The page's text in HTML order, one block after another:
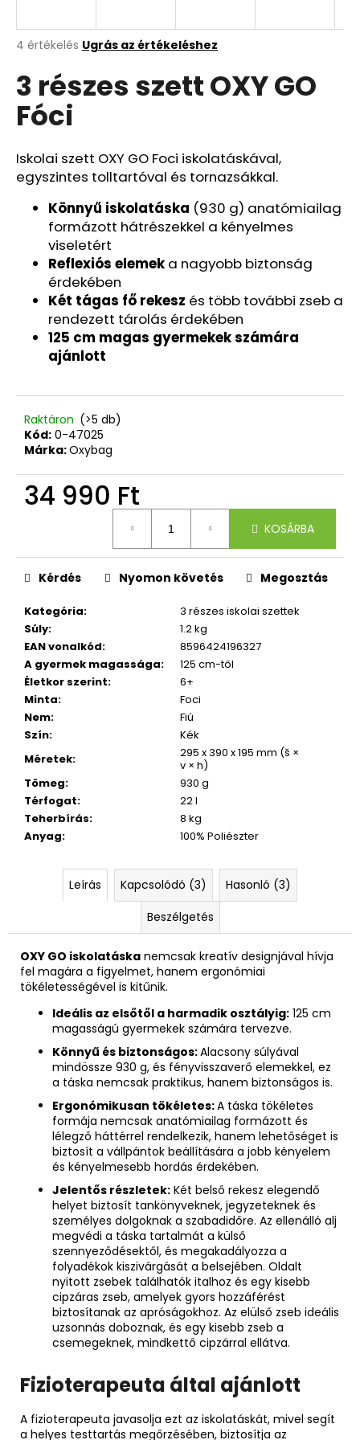
A
átlagos
értékelése
5-
ből
csillag.
4 értékelés Ugrás az értékeléshez
3 részes szett OXY GO
Fóci
Iskolai szett OXY GO Foci iskolatáskával,
egyszintes tolltartóval és tornazsákkal.
Könnyű iskolatáska (930 g) anatómiailag
formázott hátrészekkel a kényelmes
viseletért
Reflexiós elemek a nagyobb biztonság
érdekében
Két tágas fő rekesz és több további zseb a
rendezett tárolás érdekében
125 cm magas gyermekek számára
ajánlott
Raktáron (>5 db)
Kód: 0-47025
Márka:Oxybag
34 990 Ft
KOSÁRBA
Kategória:
3 részes iskolai szettek
Súly:
1.2 kg
EAN vonalkód:
8596424196327
A gyermek magassága:
125 cm-től
Életkor szerint:
6+
Minta:
Foci
Nem:
Fiú
Szín:
Kék
Méretek:
295 x 390 x 195 mm (š ×
v × h)
Tömeg:
930 g
Térfogat:
22 l
Teherbírás:
8 kg
Anyag: 100% Poliészter
Kérdés Nyomon követés Megosztás
Leírás Kapcsolódó (3)
Hasonló (3)
Beszélgetés
OXY GO iskolatáska nemcsak kreatív designjával hívja
fel magára a figyelmet, hanem ergonómiai
tökéletességével is kitűnik.
Ideális az elsőtől a harmadik osztályig: 125 cm
magasságú gyermekek számára tervezve.
Könnyű és biztonságos:Alacsony súlyával
mindössze 930 g, és fényvisszaverő elemekkel, ez
a táska nemcsak praktikus, hanem biztonságos is.
Ergonómikusan tökéletes:A táska tökéletes
formája nemcsak anatómiailag formázott és
lélegző háttérrel rendelkezik, hanem lehetőséget is
biztosít a vállpántok beállítására a jobb kényelem
és kényelmesebb hordás érdekében.
Jelentős részletek: Két belső rekesz elegendő
helyet biztosít tankönyveknek, jegyzeteknek és
személyes dolgoknak a szabadidőre. Az ellenálló alj
megvédi a táska tartalmát a külső
szennyeződésektől, és megakadályozza a
folyadékok kiszivárgását a belsejében. Oldalt
nyitott zsebek találhatók italhoz és egy kisebb
cipzáras zseb, amelyek gyors hozzáférést
biztosítanak az apróságokhoz. Az elülső zseb ideális
uzsonnás doboznak, és egy kisebb zseb a
csemegeknek, mindkettő cipzárral ellátva.
Fizioterapeuta által ajánlott
A fizioterapeuta javasolja ezt az iskolatáskát, mivel segít
a helyes testtartás megőrzésében, biztosítja az
A
á
n
u
k
RÉSZES
SZETT
OXY
BUNNY